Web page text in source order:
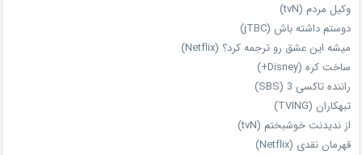
وکیل مردم (tvN)
دوستم داشته باش (jTBC)
میشه این عشق رو ترجمه کرد؟ (Netflix)
ساخت کره (Disney+)
راننده تاکسی 3 (SBS)
تبهکاران (TVING)
از ندیدنت خوشبختم (tvN)
قهرمان نقدی (Netflix)